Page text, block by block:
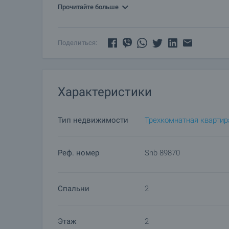
Если Вам понравилась недвижимость и Вы
убытков арендодателю в размере одной
Прочитайте больше
Поделиться:
Характеристики
Тип недвижимости Трехкомнатная
Реф. номер Snb 89870
Спальни 2
Этаж 2